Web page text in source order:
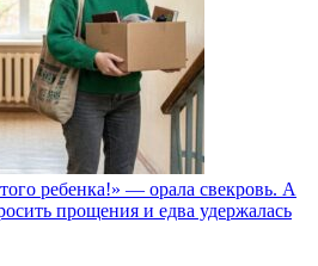
ребенка!» — орала свекровь. А
прощения и едва удержалась